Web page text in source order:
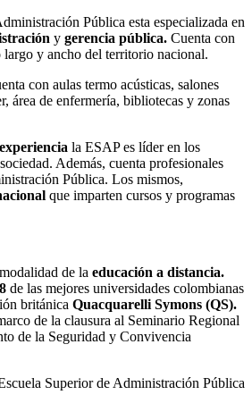
Pública esta especializada en
y gerencia pública. Cuenta con
largo y ancho del territorio nacional.
con aulas termo acústicas, salones
área de enfermería, bibliotecas y zonas
la ESAP es líder en los
Además, cuenta profesionales
Pública. Los mismos,
que imparten cursos y programas
de la educación a distancia.
de las mejores universidades colombianas
británica Quacquarelli Symons (QS).
de la clausura al Seminario Regional
de la Seguridad y Convivencia
Superior de Administración Pública